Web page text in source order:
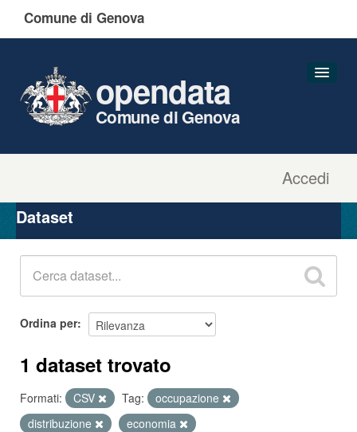
Comune di Genova
Accedi
opendata
Comune di Genova
Organizzazioni
Gruppi
Dataset
Ordina per
1 dataset trovato
Formati: CSV Tag:
occupazione
distribuzione
economia